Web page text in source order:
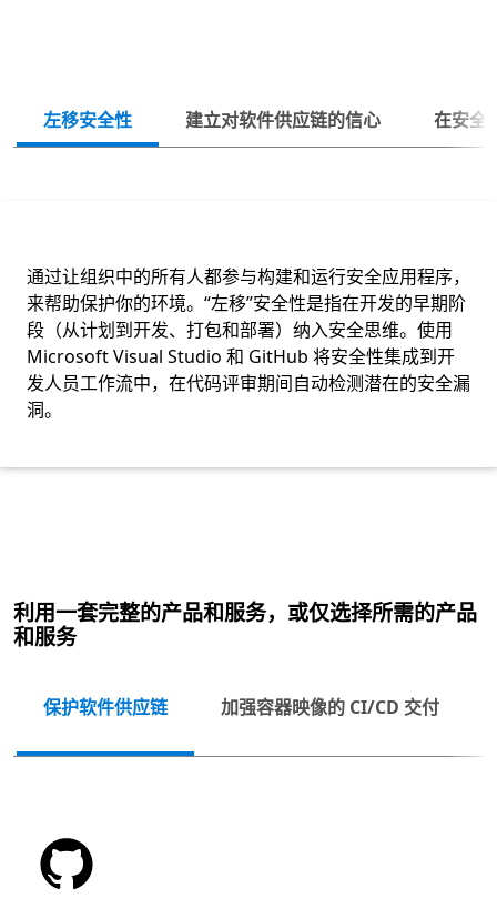
左移安全性 建立对软件供应链的信心 在安全
下
通过让组织中的所有人都参与构建和运行安全应用程序，
来帮助保护你的环境。“左移”安全性是指在开发的早期阶
段（从计划到开发、打包和部署）纳入安全思维。使用
Microsoft Visual Studio 和 GitHub 将安全性集成到开
发人员工作流中，在代码评审期间自动检测潜在的安全漏
洞。
利用一套完整的产品和服务，或仅选择所需的产品
和服务
保护软件供应链 加强容器映像的 CI/CD 交付